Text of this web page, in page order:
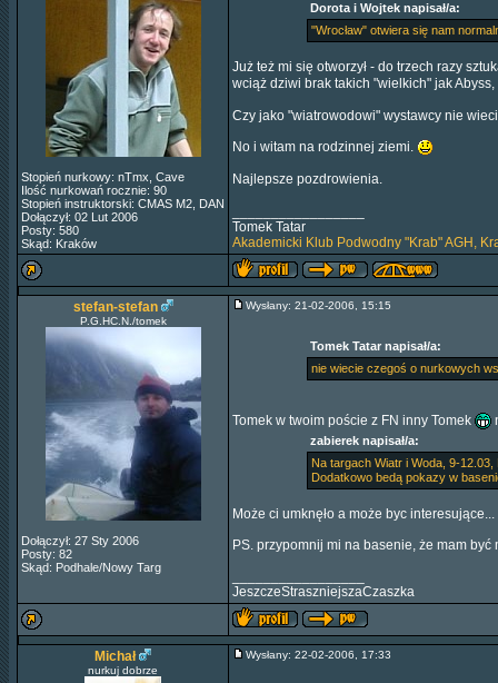
Stopień nurkowy: nTmx, Cave
Ilość nurkowań rocznie: 90
Stopień instruktorski: CMAS M2, DAN
Dołączył: 02 Lut 2006
Posty: 580
Skąd: Kraków
Dorota i Wojtek napisał/a:
"Wrocław" otwiera się nam
Już też mi się otworzył - do trzech razy
wciąż dziwi brak takich "wielkich" jak
Czy jako "wiatrowodowi" wystawcy nie
No i witam na rodzinnej ziemi.
Najlepsze pozdrowienia.
Tomek Tatar
Akademicki Klub Podwodny "Krab" AGH,
stefan-stefan
P.G.HC.N./tomek
Dołączył: 27 Sty 2006
Posty: 82
Skąd: Podhale/Nowy Targ
Wysłany: 21-02-2006, 15:15
Tomek Tatar napisał/a:
nie wiecie czegoś o nurkowych
Tomek w twoim poście z FN inny Tomek
zabierek napisał/a:
Na targach Wiatr i Woda, 9-
Dodatkowo bedą pokazy w
Może ci umknęło a może byc interesujące...
PS. przypomnij mi na basenie, że mam
JeszczeStraszniejszaCzaszka
Michał
nurkuj dobrze
Wysłany: 22-02-2006, 17:33